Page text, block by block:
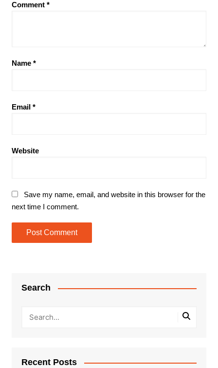
Comment *
Name *
Email *
Website
Save my name, email, and website in this browser for the
next time I comment.
Search
Recent Posts